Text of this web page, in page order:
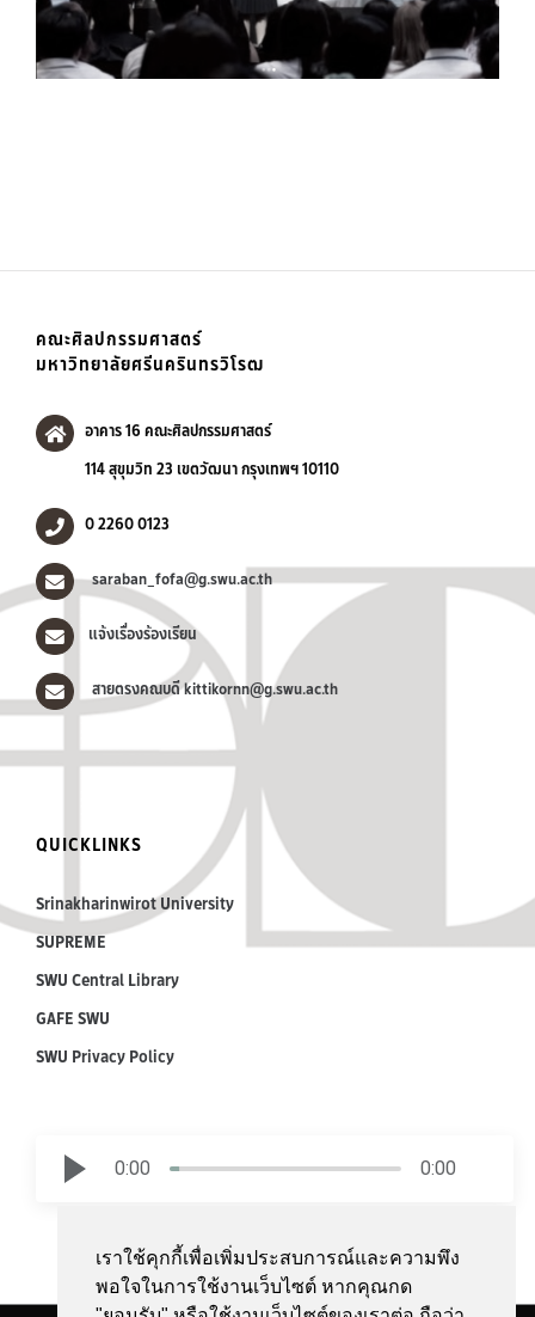
เราใช้คุกกี้เพื่อเพิ่มประสบการณ์และความพึง
พอใจในการใช้งานเว็บไซต์ หากคุณกด
คณะศิลปกรรมศาสตร์
มหาวิทยาลัยศรีนครินทรวิโรฒ
อาคาร 16 คณะศิลปกรรมศาสตร์
114 สุขุมวิท 23 เขตวัฒนา กรุงเทพฯ 10110
0 2260 0123
saraban_fofa@g.swu.ac.th
แจ้งเรื่องร้องเรียน
สายตรงคณบดี kittikornn@g.swu.ac.th
QUICKLINKS
Srinakharinwirot University
SUPREME
SWU Central Library
GAFE SWU
SWU Privacy Policy
0:00 0:00